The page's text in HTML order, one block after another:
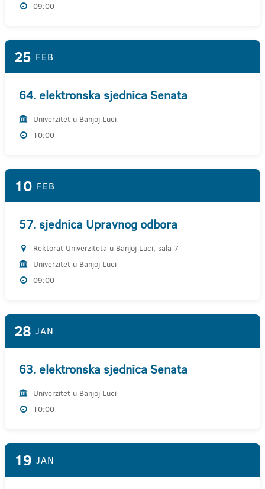
09:00
25 FEB
64. elektronska sjednica Senata
Univerzitet u Banjoj Luci
10:00
10 FEB
57. sjednica Upravnog odbora
Rektorat Univerziteta u Banjoj Luci, sala 7
Univerzitet u Banjoj Luci
09:00
28 JAN
63. elektronska sjednica Senata
Univerzitet u Banjoj Luci
10:00
19 JAN